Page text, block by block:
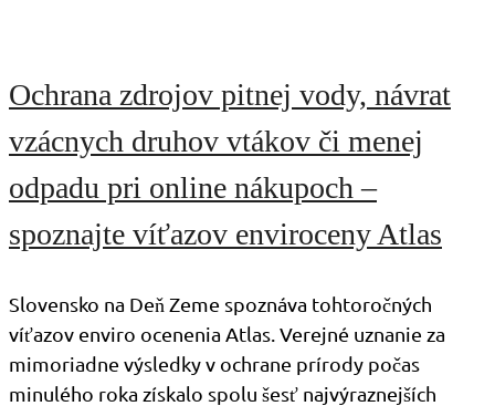
Ochrana zdrojov pitnej vody, návrat
vzácnych druhov vtákov či menej
odpadu pri online nákupoch –
spoznajte víťazov enviroceny Atlas
Slovensko na Deň Zeme spoznáva tohtoročných
víťazov enviro ocenenia Atlas. Verejné uznanie za
mimoriadne výsledky v ochrane prírody počas
minulého roka získalo spolu šesť najvýraznejších